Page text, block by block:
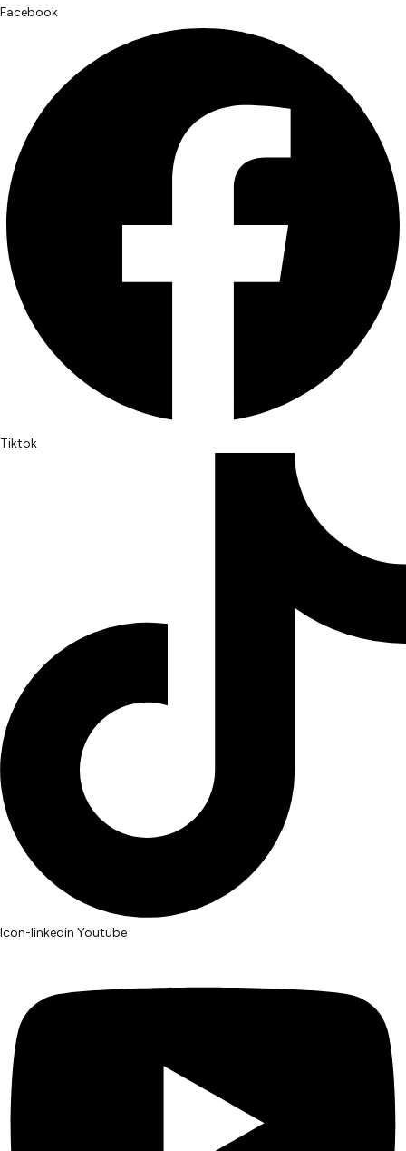
Facebook
Tiktok
Icon-linkedin Youtube